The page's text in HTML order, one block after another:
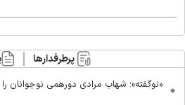
پرطرفدارها
«نوگفته»؛ شهاب مرادی دورهمی نوجوانان را